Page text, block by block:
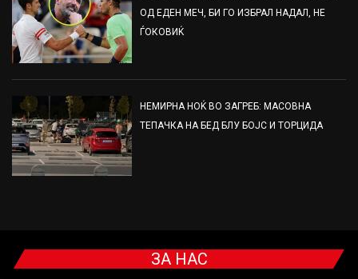
ОД ЕДЕН МЕЧ, БИ ГО ИЗБРАЛ НАДАЛ, НЕ
ЃОКОВИЌ
НЕМИРНА НОЌ ВО ЗАГРЕБ: МАСОВНА
ТЕПАЧКА НА БЕД БЛУ БОЈС И ТОРЦИДА
ЗА НАС